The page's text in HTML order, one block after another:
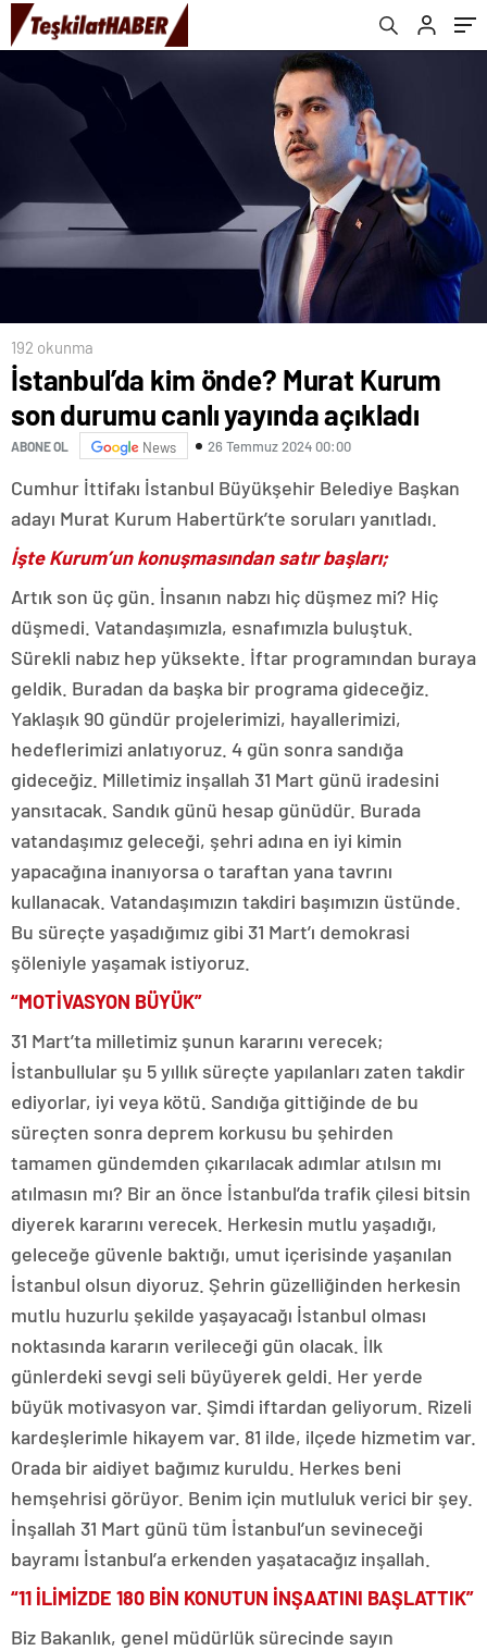
192 okunma
İstanbul’da kim önde? Murat Kurum
son durumu canlı yayında açıkladı
ABONE OL News 26 Temmuz 2024 00:00
Cumhur İttifakı İstanbul Büyükşehir Belediye Başkan
adayı Murat Kurum Habertürk’te soruları yanıtladı.
İşte Kurum’un konuşmasından satır başları;
Artık son üç gün. İnsanın nabzı hiç düşmez mi? Hiç
düşmedi. Vatandaşımızla, esnafımızla buluştuk.
Sürekli nabız hep yüksekte. İftar programından buraya
geldik. Buradan da başka bir programa gideceğiz.
Yaklaşık 90 gündür projelerimizi, hayallerimizi,
hedeflerimizi anlatıyoruz. 4 gün sonra sandığa
gideceğiz. Milletimiz inşallah 31 Mart günü iradesini
yansıtacak. Sandık günü hesap günüdür. Burada
vatandaşımız geleceği, şehri adına en iyi kimin
yapacağına inanıyorsa o taraftan yana tavrını
kullanacak. Vatandaşımızın takdiri başımızın üstünde.
Bu süreçte yaşadığımız gibi 31 Mart’ı demokrasi
şöleniyle yaşamak istiyoruz.
“MOTİVASYON BÜYÜK”
31 Mart’ta milletimiz şunun kararını verecek;
İstanbullular şu 5 yıllık süreçte yapılanları zaten takdir
ediyorlar, iyi veya kötü. Sandığa gittiğinde de bu
süreçten sonra deprem korkusu bu şehirden
tamamen gündemden çıkarılacak adımlar atılsın mı
atılmasın mı? Bir an önce İstanbul’da trafik çilesi bitsin
diyerek kararını verecek. Herkesin mutlu yaşadığı,
geleceğe güvenle baktığı, umut içerisinde yaşanılan
İstanbul olsun diyoruz. Şehrin güzelliğinden herkesin
mutlu huzurlu şekilde yaşayacağı İstanbul olması
noktasında kararın verileceği gün olacak. İlk
günlerdeki sevgi seli büyüyerek geldi. Her yerde
büyük motivasyon var. Şimdi iftardan geliyorum. Rizeli
kardeşlerimle hikayem var. 81 ilde, ilçede hizmetim var.
Orada bir aidiyet bağımız kuruldu. Herkes beni
hemşehrisi görüyor. Benim için mutluluk verici bir şey.
İnşallah 31 Mart günü tüm İstanbul’un sevineceği
bayramı İstanbul’a erkenden yaşatacağız inşallah.
“11 İLİMİZDE 180 BİN KONUTUN İNŞAATINI BAŞLATTIK”
Biz Bakanlık, genel müdürlük sürecinde sayın